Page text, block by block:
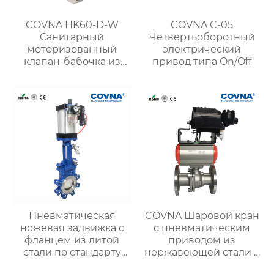
COVNA HK60-D-W
Санитарный
моторизованный
клапан-бабочка из
COVNA C-05
Четвертьоборотный
электрический
привод типа On/Off
Пневматическая
ножевая задвижка с
фланцем из литой
стали по стандарту
COVNA Шаровой кран
с пневматическим
приводом из
нержавеющей стали с